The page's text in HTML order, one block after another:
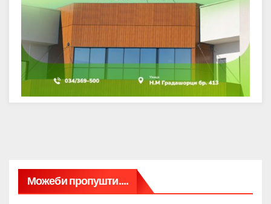
Можеби пропушти....